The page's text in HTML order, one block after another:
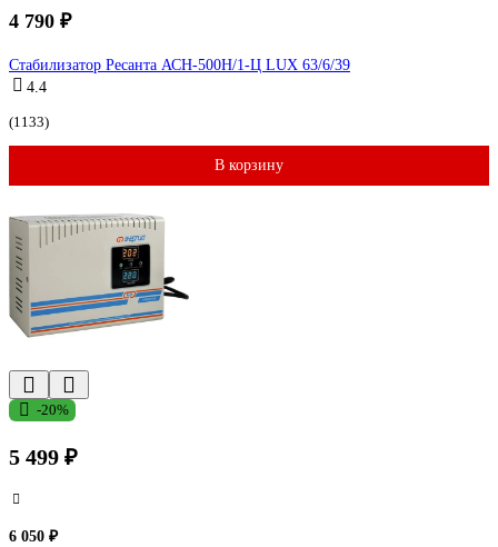
4 790 ₽
Стабилизатор Ресанта АСН-500Н/1-Ц LUX 63/6/39
4.4
(1133)
В корзину
-20%
5 499 ₽
6 050 ₽